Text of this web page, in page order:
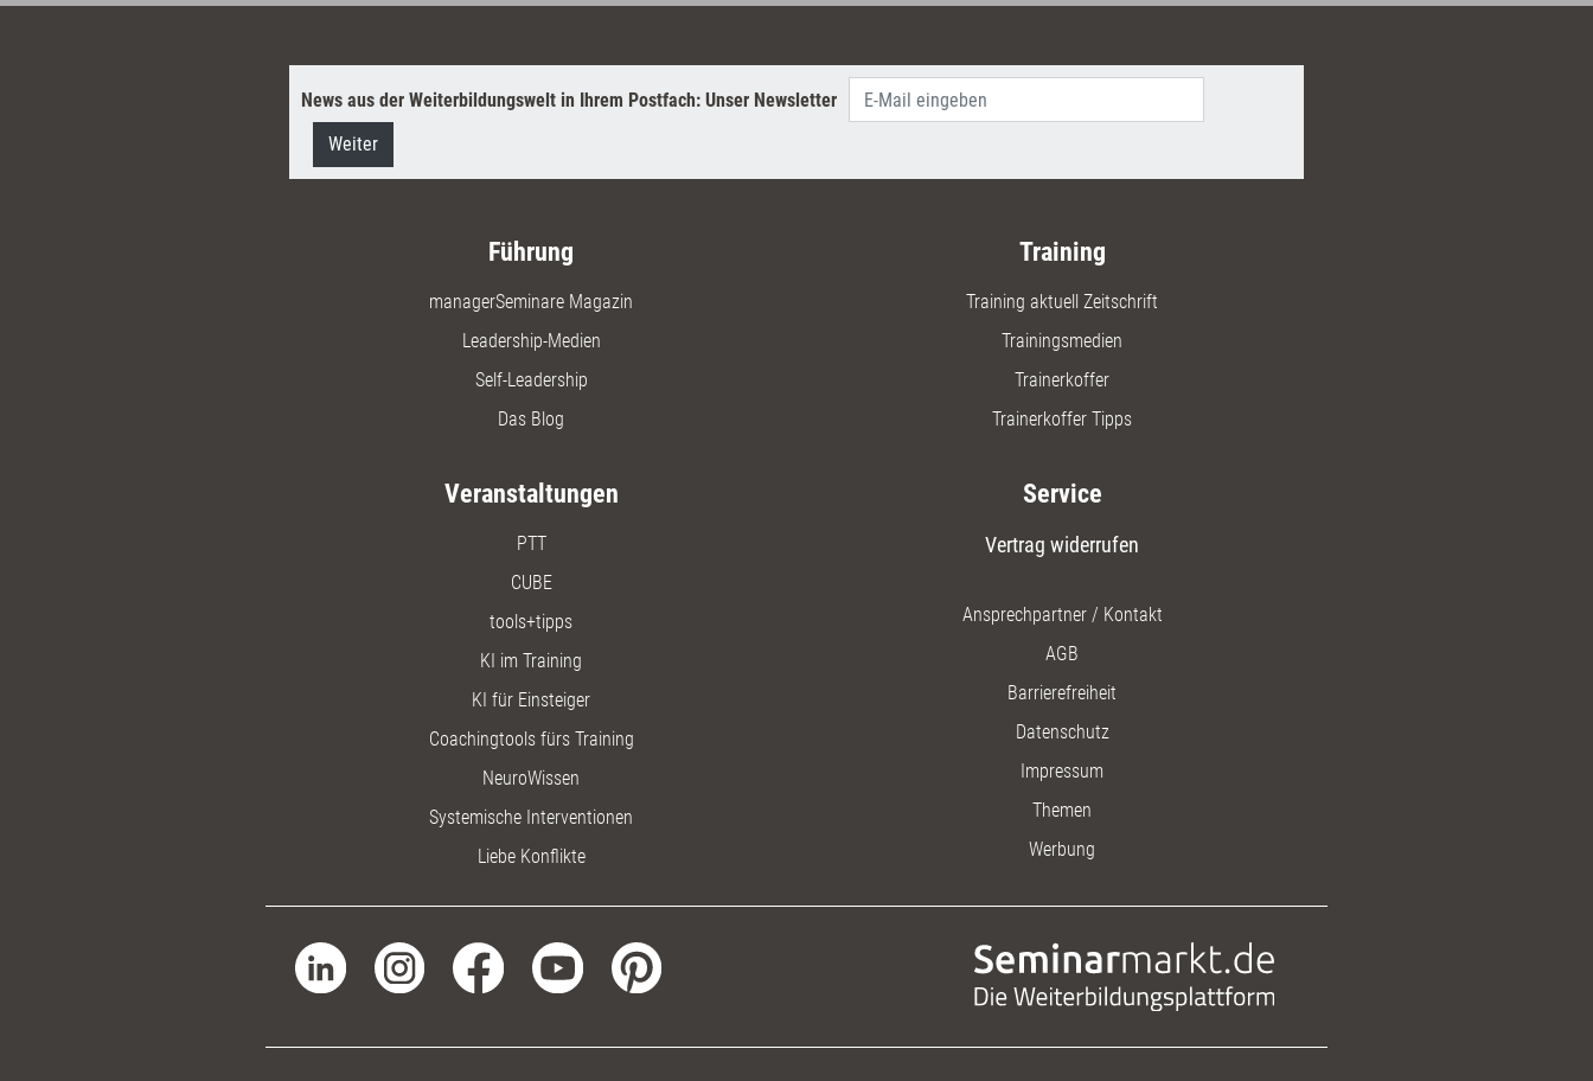
News aus der Weiterbildungswelt in Ihrem Postfach: Unser Newsletter
Weiter
Führung
managerSeminare Magazin
Leadership-Medien
Self-Leadership
Das Blog
Training
Training aktuell Zeitschrift
Trainingsmedien
Trainerkoffer
Trainerkoffer Tipps
Veranstaltungen
PTT
CUBE
tools+tipps
KI im Training
KI für Einsteiger
Coachingtools fürs Training
NeuroWissen
Systemische Interventionen
Liebe Konflikte
Service
Vertrag widerrufen
Ansprechpartner / Kontakt
AGB
Barrierefreiheit
Datenschutz
Impressum
Themen
Werbung